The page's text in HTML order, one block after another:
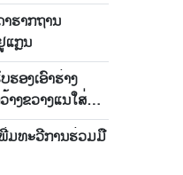
ຮາກຖານ
ແກຼນ
ຮອງເອົາຮ່າງ
ງຂວາງແນໃສ່
ພີ່ມທະວີການຮ່ວມມື